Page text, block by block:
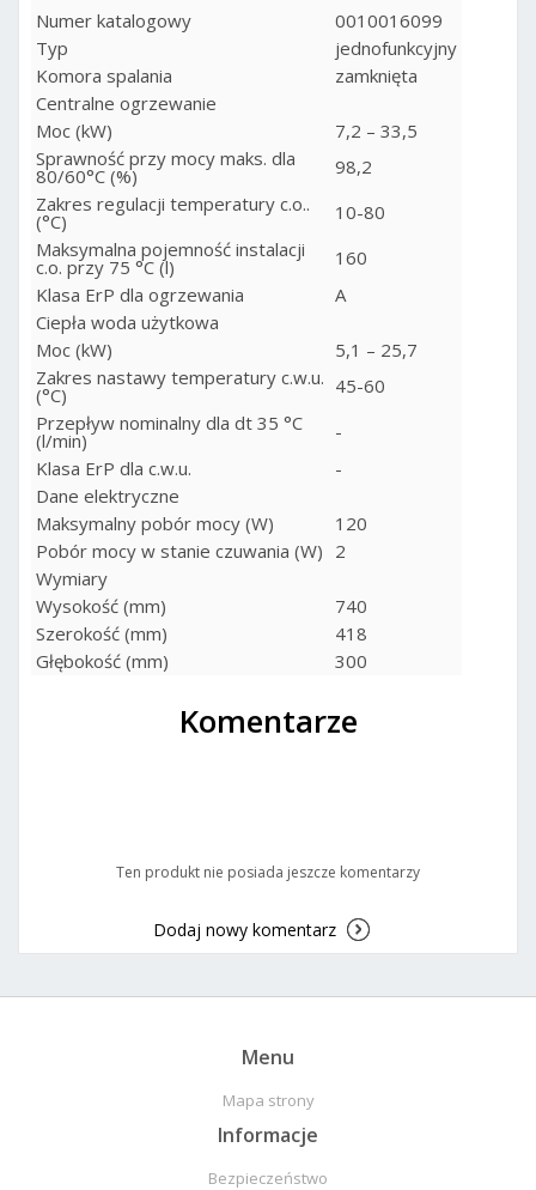
Numer katalogowy
0010016099
Typ
jednofunkcyjny
Komora spalania
zamknięta
Centralne ogrzewanie
Moc (kW)
7,2 – 33,5
Sprawność przy mocy maks. dla
80/60°C (%)
98,2
Zakres regulacji temperatury c.o..
(°C)
10-80
Maksymalna pojemność instalacji
c.o. przy 75 °C (l)
160
Klasa ErP dla ogrzewania
A
Ciepła woda użytkowa
Moc (kW)
5,1 – 25,7
Zakres nastawy temperatury c.w.u.
(°C)
45-60
Przepływ nominalny dla dt 35 °C
(l/min)
-
Klasa ErP dla c.w.u.
-
Dane elektryczne
Maksymalny pobór mocy (W)
120
Pobór mocy w stanie czuwania (W) 2
Wymiary
Wysokość (mm)
740
Szerokość (mm)
418
Głębokość (mm)
300
Komentarze
Ten produkt nie posiada jeszcze komentarzy
Dodaj nowy komentarz
Menu
Mapa strony
Informacje
Bezpieczeństwo